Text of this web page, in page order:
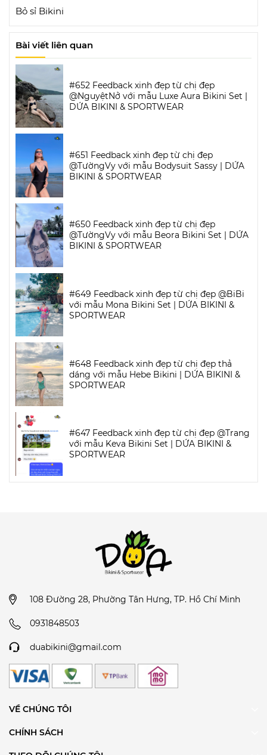
Bỏ sỉ Bikini
Bài viết liên quan
#652 Feedback xinh đẹp từ chị đẹp
@NguyệtNở với mẫu Luxe Aura Bikini Set |
DỨA BIKINI & SPORTWEAR
#651 Feedback xinh đẹp từ chị đẹp
@TườngVy với mẫu Bodysuit Sassy | DỨA
BIKINI & SPORTWEAR
#650 Feedback xinh đẹp từ chị đẹp
@TườngVy với mẫu Beora Bikini Set | DỨA
BIKINI & SPORTWEAR
#649 Feedback xinh đẹp từ chị đẹp @BiBi
với mẫu Mona Bikini Set | DỨA BIKINI &
SPORTWEAR
#648 Feedback xinh đẹp từ chị đẹp thả
dáng với mẫu Hebe Bikini | DỨA BIKINI &
SPORTWEAR
#647 Feedback xinh đẹp từ chị đẹp @Trang
với mẫu Keva Bikini Set | DỨA BIKINI &
SPORTWEAR
108 Đường 28, Phường Tân Hưng, TP. Hồ Chí Minh
0931848503
duabikini@gmail.com
VỀ CHÚNG TÔI
CHÍNH SÁCH